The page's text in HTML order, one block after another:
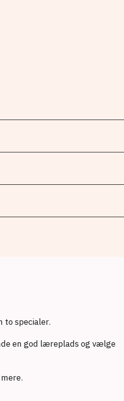
to specialer.
en god læreplads og vælge